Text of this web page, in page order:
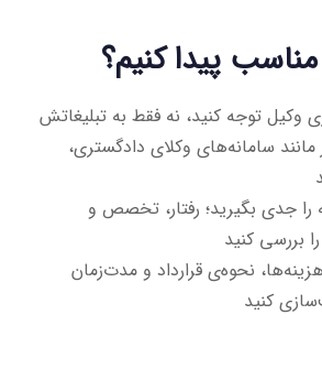
پیدا کنیم؟
وکیل توجه کنید، نه فقط به تبلیغاتش
مانند سامانه‌های وکلای دادگستری،
را جدی بگیرید؛ رفتار، تخصص و
بررسی کنید
نحوه‌ی قرارداد و مدت‌زمان
کنید